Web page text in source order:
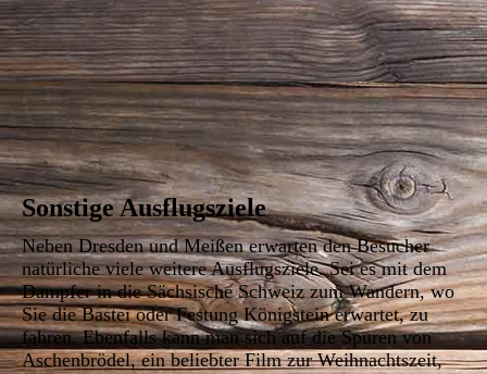
Gläserne Manufaktur
Sonstige Ausflugsziele
Neben Dresden und Meißen erwarten den Besucher
natürliche viele weitere Ausflugsziele. Sei es mit dem
Dampfer in die Sächsische Schweiz zum Wandern, wo
Sie die Bastei oder Festung Königstein erwartet, zu
fahren. Ebenfalls kann man sich auf die Spuren von
Aschenbrödel, ein beliebter Film zur Weihnachtszeit,